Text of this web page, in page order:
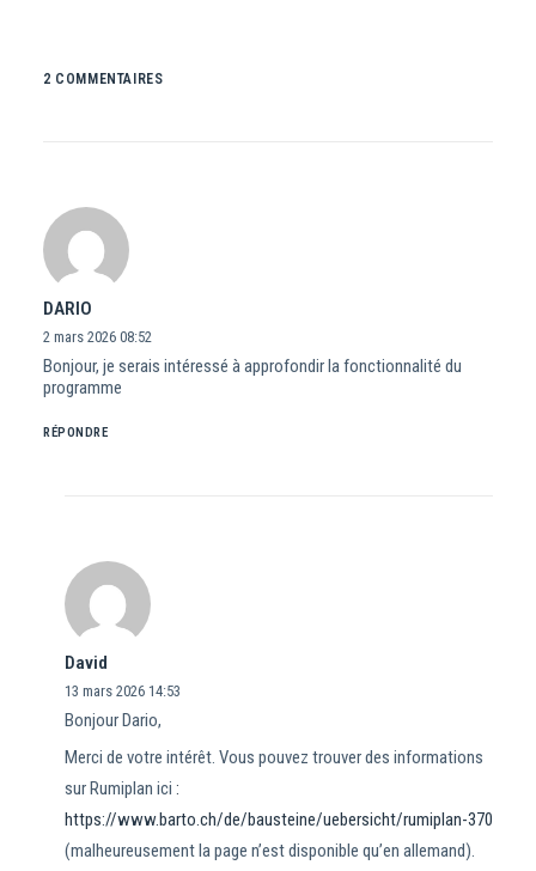
2 COMMENTAIRES
DARIO
2 mars 2026 08:52
Bonjour, je serais intéressé à approfondir la fonctionnalité du
programme
RÉPONDRE
David
13 mars 2026 14:53
Bonjour Dario,
Merci de votre intérêt. Vous pouvez trouver des informations
sur Rumiplan ici :
https://www.barto.ch/de/bausteine/uebersicht/rumiplan-370
(malheureusement la page n’est disponible qu’en allemand).